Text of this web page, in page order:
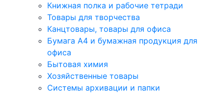
Книжная полка и рабочие тетради
Товары для творчества
Канцтовары, товары для офиса
Бумага А4 и бумажная продукция для
офиса
Бытовая химия
Хозяйственные товары
Системы архивации и папки